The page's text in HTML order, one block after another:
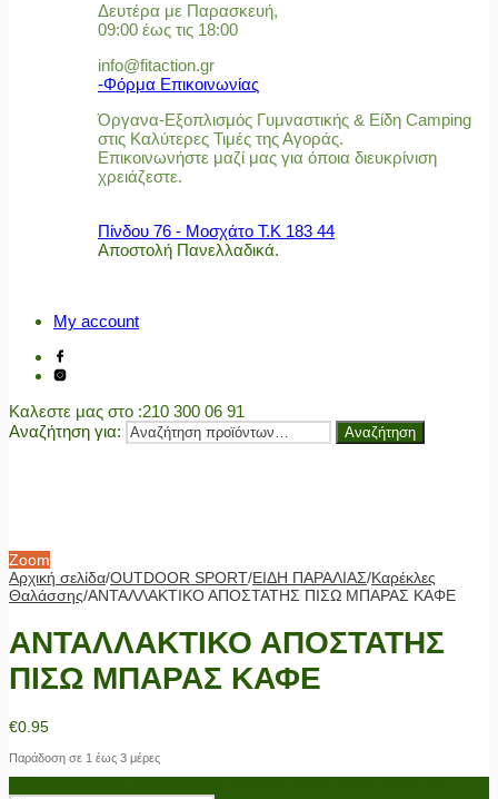
Δευτέρα με Παρασκευή,
09:00 έως τις 18:00
info@fitaction.gr
-Φόρμα Επικοινωνίας
Όργανα-Εξοπλισμός Γυμναστικής & Είδη Camping
στις Καλύτερες Τιμές της Αγοράς.
Επικοινωνήστε μαζί μας για όποια διευκρίνιση
χρειάζεστε.
Πίνδου 76 - Μοσχάτο Τ.Κ 183 44
Αποστολή Πανελλαδικά.
My account
Καλεστε μας στο :210 300 06 91
Αναζήτηση για:
Αναζήτηση
Zoom
Αρχική σελίδα/OUTDOOR SPORT/ΕΙΔΗ ΠΑΡΑΛΙΑΣ/Καρέκλες
Θαλάσσης/ΑΝΤΑΛΛΑΚΤΙΚΟ ΑΠΟΣΤΑΤΗΣ ΠΙΣΩ ΜΠΑΡΑΣ ΚΑΦΕ
ΑΝΤΑΛΛΑΚΤΙΚΟ ΑΠΟΣΤΑΤΗΣ
ΠΙΣΩ ΜΠΑΡΑΣ ΚΑΦΕ
€0.95
Παράδοση σε 1 έως 3 μέρες